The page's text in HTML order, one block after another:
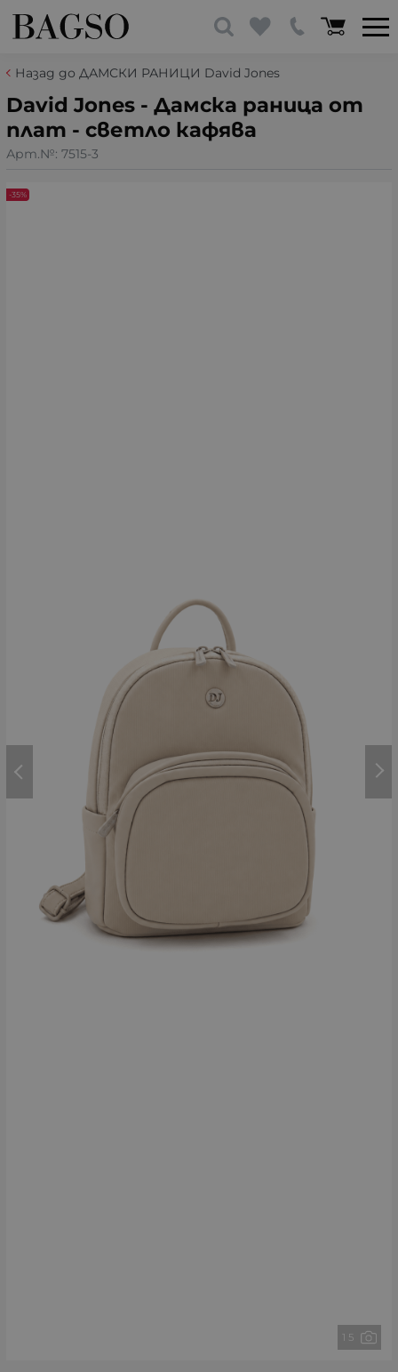
Назад до ДАМСКИ РАНИЦИ David Jones
David Jones - Дамска раница от
плат - светло кафява
Арт.№: 7515-3
1 5
-35%